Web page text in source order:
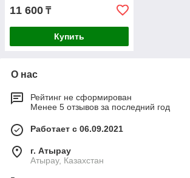
11 600 ₸
Купить
О нас
Рейтинг не сформирован
Менее 5 отзывов за последний год
Работает с 06.09.2021
г. Атырау
Атырау, Казахстан